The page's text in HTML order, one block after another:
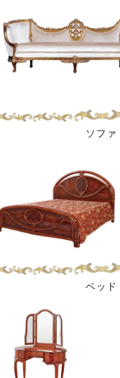
ソファ
ベッド